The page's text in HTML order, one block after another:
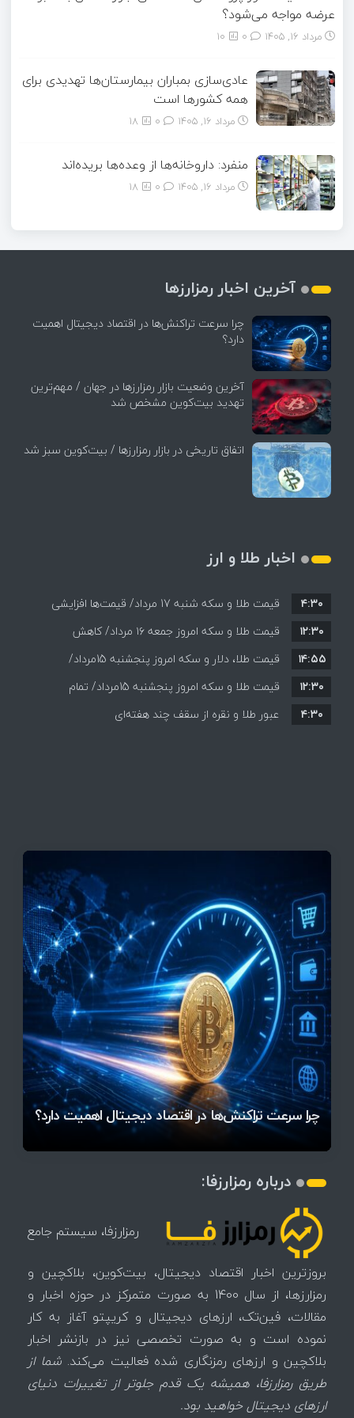
عرضه مواجه می‌شود؟
مرداد ۱۶, ۱۴۰۵ 10
عادی‌سازی بمباران بیمارستان‌ها تهدیدی برای
همه کشورها است
مرداد ۱۶, ۱۴۰۵ 18
منفرد: داروخانه‌ها از وعده‌ها بریده‌اند
مرداد ۱۶, ۱۴۰۵ 18
آخرین اخبار رمزارزها
چرا سرعت تراکنش‌ها در اقتصاد دیجیتال اهمیت
دارد؟
آخرین وضعیت بازار رمزارزها در جهان / مهم‌ترین
تهدید بیت‌کوین مشخص شد
اتفاق تاریخی در بازار رمزارزها / بیت‌کوین سبز شد
اخبار طلا و ارز
قیمت طلا و سکه شنبه 17 مرداد/ قیمت‌ها افزایشی
۴:۳۰
قیمت طلا و سکه امروز جمعه ۱۶ مرداد/ کاهش
قیمت ها+ جدول و جزییات
۱۲:۳۰
قیمت طلا، دلار و سکه امروز پنجشنبه 15مرداد/
افزایش قیمت ها + جدول
۱۴:۵۵
قیمت طلا و سکه امروز پنجشنبه 15مرداد/ تمام
قیمت ها بر مدار افزایش + جدول
۱۲:۳۰
عبور طلا و نقره از سقف چند هفته‌ای
۴:۳۰
چرا سرعت تراکنش‌ها در اقتصاد دیجیتال اهمیت دارد؟
آخرین وضعیت بازار رمزارزها در جهان / مهم‌ترین
تهدید بیت‌کوین مشخص شد
اتفاق تاریخی در بازار رمزارزها / بیت‌کوین سبز شد
قیمت تتر، بیت‌کوین و اتریوم امروز دوشنبه ۵ مرداد
۱۴۰۵ | بیت‌کوین این مرز را از دست بدهد، همه‌چیز
تغییر می‌کند
رقابت پنهان دولت‌ها بر سر بیت‌کوین/ ۱۰ کشور برتر
کدامند؟
اتفاق مهم در بازار رمزارزها / بیت‌کوین وارد فاز تازه شد
تازه‌ترین رسوایی ارز دیجیتال؛ شکایت میلیاردی روی
میز / ۶۲۲ بیت‌کوین کجا رفت؟
بحران بدهی شرکت‌ها و خطر فروش اجباری میلیاردها
دلار بیت‌کوین
درباره رمزارزفا:
رمزارزفا، سیستم جامع
بروزترین اخبار اقتصاد دیجیتال، بیت‌کوین، بلاکچین و
رمزارزها، از سال 1400 به صورت متمرکز در حوزه اخبار و
مقالات، فین‌تک، ارزهای‌ دیجیتال و کریپتو آغاز به کار
نموده است و به صورت تخصصی نیز در بازنشر اخبار
بلاکچین و ارزهای رمزنگاری شده فعالیت می‌کند.شما از
طریق رمزارزفا، همیشه یک قدم جلوتر از تغییرات دنیای
ارزهای دیجیتال خواهید بود.